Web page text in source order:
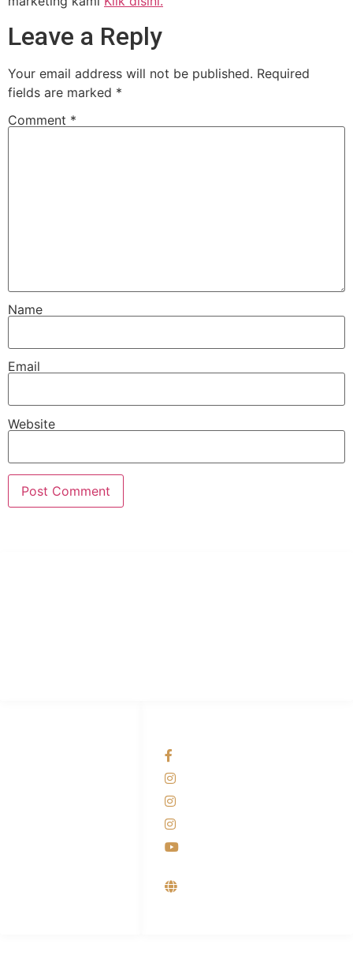
Leave a Reply
Your email address will not be published. Required
fields are marked *
Comment *
Name
Email
Website